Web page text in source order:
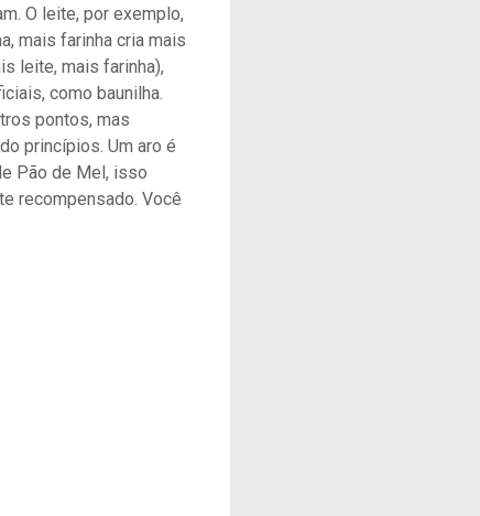
O leite, por exemplo,
mais farinha cria mais
leite, mais farinha),
como baunilha.
pontos, mas
princípios. Um aro é
Pão de Mel, isso
recompensado. Você